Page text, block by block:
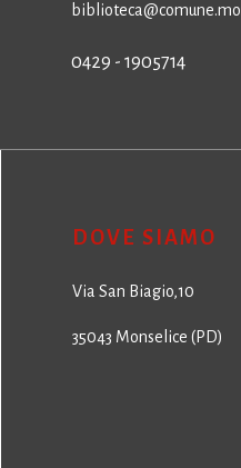
0429 - 1905714
DOVE SIAMO
Via San Biagio,10
35043 Monselice (PD)